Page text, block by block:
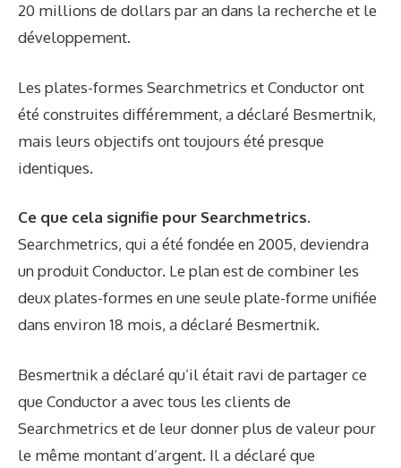
20 millions de dollars par an dans la recherche et le
développement.
Les plates-formes Searchmetrics et Conductor ont
été construites différemment, a déclaré Besmertnik,
mais leurs objectifs ont toujours été presque
identiques.
Ce que cela signifie pour Searchmetrics.
Searchmetrics, qui a été fondée en 2005, deviendra
un produit Conductor. Le plan est de combiner les
deux plates-formes en une seule plate-forme unifiée
dans environ 18 mois, a déclaré Besmertnik.
Besmertnik a déclaré qu’il était ravi de partager ce
que Conductor a avec tous les clients de
Searchmetrics et de leur donner plus de valeur pour
le même montant d’argent. Il a déclaré que